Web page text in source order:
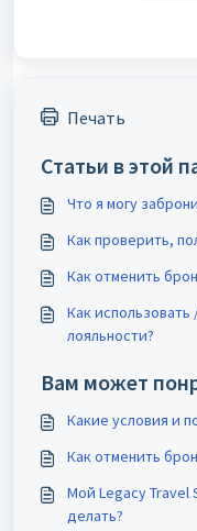
Печать
Статьи в этой
Что я могу
Как проверить,
Как отменить
Как
лояльности?
Вам может
Какие условия и
Как отменить
Мой Legacy Travel
делать?